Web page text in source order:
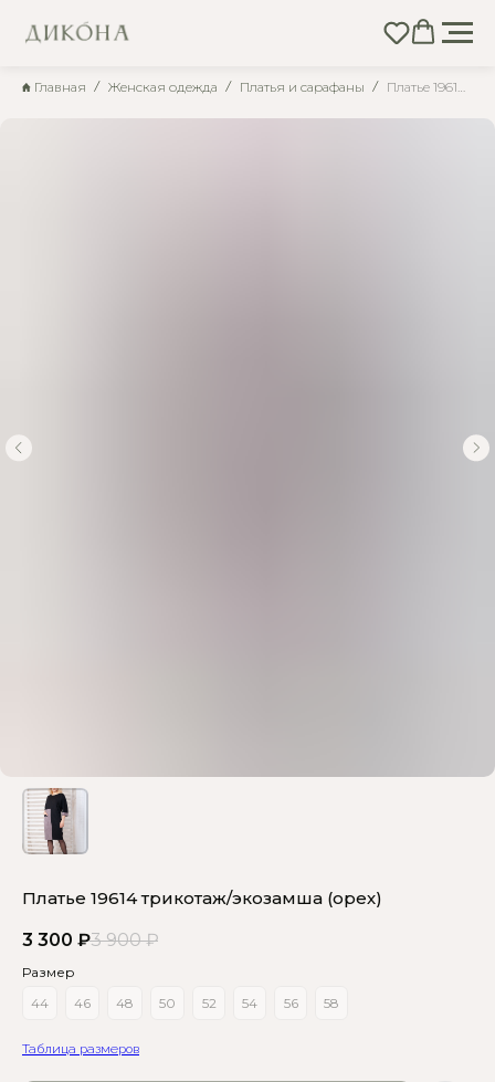
Главная Женская одежда Платья и сарафаны Платье 19614 трикотаж/экозамша (орех)
Платье 19614 трикотаж/экозамша (орех)
3 300 ₽3 900 ₽
Размер
44
46 48 50 52 54 56 58
Таблица размеров